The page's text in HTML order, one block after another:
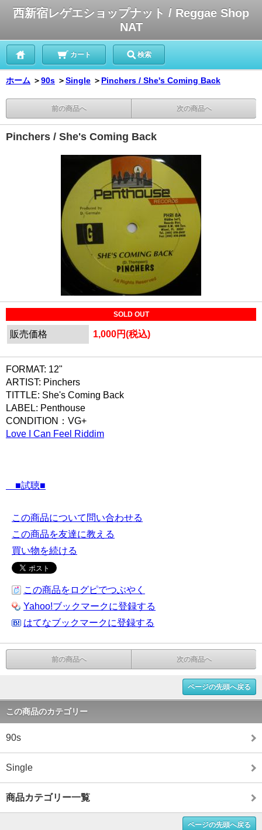
西新宿レゲエショップナット / Reggae Shop
NAT
カート 検索
ホーム ＞90s ＞Single ＞ Pinchers / She's Coming Back
前の商品へ 次の商品へ
Pinchers / She's Coming Back
SOLD OUT
販売価格 1,000円(税込)
FORMAT: 12"
ARTIST: Pinchers
TITTLE: She's Coming Back
LABEL: Penthouse
CONDITION：VG+
Love I Can Feel Riddim
■試聴■
この商品について問い合わせる
この商品を友達に教える
買い物を続ける
この商品をログピでつぶやく
Yahoo!ブックマークに登録する
はてなブックマークに登録する
前の商品へ 次の商品へ
ページの先頭へ戻る
この商品のカテゴリー
90s
Single
商品カテゴリー一覧
ページの先頭へ戻る